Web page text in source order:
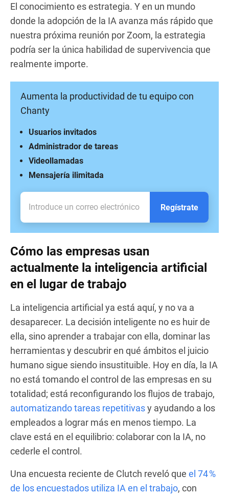
El conocimiento es estrategia. Y en un mundo
donde la adopción de la IA avanza más rápido que
nuestra próxima reunión por Zoom, la estrategia
podría ser la única habilidad de supervivencia que
realmente importe.
Aumenta la productividad de tu equipo con
Chanty
Mensajería ilimitada
Videollamadas
Administrador de tareas
Usuarios invitados
Regístrate
Cómo las empresas usan
actualmente la inteligencia artificial
en el lugar de trabajo
La inteligencia artificial ya está aquí, y no va a
desaparecer. La decisión inteligente no es huir de
ella, sino aprender a trabajar con ella, dominar las
herramientas y descubrir en qué ámbitos el juicio
humano sigue siendo insustituible. Hoy en día, la IA
no está tomando el control de las empresas en su
totalidad; está reconfigurando los flujos de trabajo,
automatizando tareas repetitivasy ayudando a los
empleados a lograr más en menos tiempo. La
clave está en el equilibrio: colaborar con la IA, no
cederle el control.
Una encuesta reciente de Clutch reveló que el 74 %
de los encuestados utiliza IA en el trabajo, con